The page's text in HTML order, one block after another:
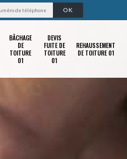
BÂCHAGE
DE
TOITURE
01
DEVIS
FUITE DE
TOITURE
01
REHAUSSEMENT
DE TOITURE 01